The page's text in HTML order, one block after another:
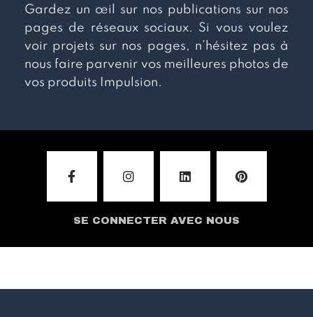
Gardez un œil sur nos publications sur nos
pages de réseaux sociaux. Si vous voulez
voir projets sur nos pages, n’hésitez pas à
nous faire parvenir vos meilleures photos de
vos produits Impulsion.
SE CONNECTER AVEC NOUS